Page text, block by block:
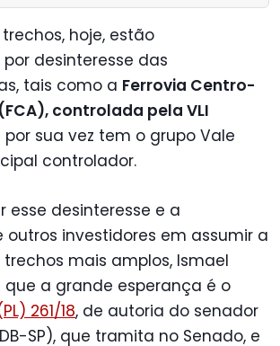
hoje, estão
desinteresse das
tais como a Ferrovia Centro-
controlada pela VLI
por sua vez tem o grupo Vale
controlador.
esse desinteresse e a
investidores em assumir a
mais amplos, Ismael
que a grande esperança é o
261/18, de autoria do senador
SP), que tramita no Senado, e